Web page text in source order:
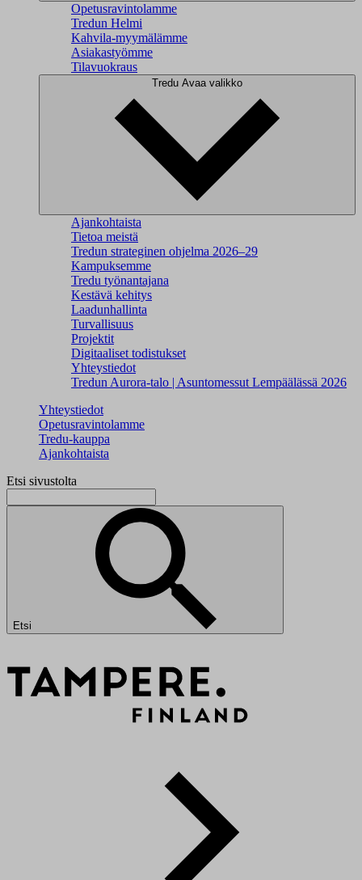
Opetusravintolamme
Tredun Helmi
Kahvila-myymälämme
Asiakastyömme
Tilavuokraus
Tredu Avaa valikko
Ajankohtaista
Tietoa meistä
Tredun strateginen ohjelma 2026–29
Kampuksemme
Tredu työnantajana
Kestävä kehitys
Laadunhallinta
Turvallisuus
Projektit
Digitaaliset todistukset
Yhteystiedot
Tredun Aurora-talo | Asuntomessut Lempäälässä 2026
Yhteystiedot
Opetusravintolamme
Tredu-kauppa
Ajankohtaista
Etsi sivustolta
Etsi